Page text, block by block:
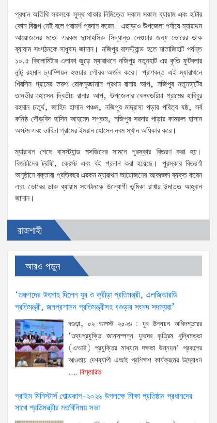
প্রধান অতিথি সকলকে সুস্থ থাকার নিমিত্তে সকাল সকাল ব্যায়াম এবং হাটার
কোন বিকল্প নেই বলে পরামর্শ প্রদান করেন। এছাড়াও উপজেলা পর্যায়ে ম্যারাথন
আয়োজনের মতো এরকম দুঃসাহসিক সিদ্ধান্ত নেওয়ার জন্য ভোরের ডাক
ব্যায়াম সংগঠনকে সাধুবাদ জানান। নজিপুর বাসস্ট্যান্ড হতে মাতাজিহাট পর্যন্ত
১০.৫ কিলোমিটার এলাকা জুড়ে ম্যারাথনে নজিপুর নতুনহাট এর কৃতি ফুটবলার
নান্টু রহমান চ্যাম্পিয়ন হওয়ার গৌরব অর্জন করে। প্রাণবন্ত এই ম্যারাথনে
খিরসিন গ্রামের তরুণ রোকনুজ্জামান প্রথম রানার আপ, নজিপুর নতুনহাটের
তানভীর হোসেন দ্বিতীয় রানার আপ, উপজেলার বেলঘডরিয়া গ্রামের হাবিবুর
রহমান চতুর্থ, জাহিদ হাসান পঞ্চম, নজিপুর মাদ্রাসা পড়ার পবিত্র ষষ্ঠ, সর্ব
কনিষ্ঠ দৌড়বিদ হাসিন আহমেদ সপ্তম, নজিপুর সরদার পাড়ার কামরুল হাসান
অস্টম এবং ভাবিচা গ্রামের ইমরান হোসেন নবম স্থান অধিকার করে।
ম্যারাথন শেষে বাসস্ট্যান্ড মসজিদের সামনে পুরস্কার বিতরণ করা হয়।
বিজয়ীদের ট্রফি, ক্রেস্ট এবং বই প্রদান করা হয়েছে। পুরস্কার বিতরণী
অনুষ্ঠানে বক্তারা প্রতিবছর এরকম ম্যারাথন আয়োজনের আকাঙ্ক্ষা ব্যক্ত করেন
এবং ভোরের ডাক ব্যায়াম সংগঠনকে উদ্যোগী ভূমিকা রাখার উদাত্ত আহ্বান
জানান।
রাজশাহী
আরও পড়ুন
‘তরুণদের উৎসাহ দিলেন যুব ও ক্রীড়া প্রতিমন্ত্রী, এলজিআরডি
প্রতিমন্ত্রী, জনপ্রশাসন প্রতিমন্ত্রীসহ বগুড়ার সংসদ সদস্যরা’
বগুড়া, ০২ আগস্ট ২০২৬ : যুব উন্নয়ন অধিদপ্তরের
‘তথ্যপ্রযুক্তি জ্ঞানসম্পন্ন যুবদের কৃত্রিম বুদ্ধিমত্তা
(এআই) প্রযুক্তির মাধ্যমে দক্ষতা উন্নয়ন’ প্রকল্পের
আওতায় দেশব্যাপী এআই প্রশিক্ষণ কার্যক্রমের উদ্বোধন
.... বিস্তারিত
প্রাইম মিনিস্টার্স গোল্ডকাপ-২০২৬ উপলক্ষে শিক্ষা প্রতিষ্ঠান প্রধানদের
সাথে প্রতিমন্ত্রীর মতবিনিময় সভা